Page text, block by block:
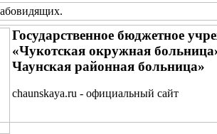
.
Государственное бюджетное
«Чукотская окружная
Чаунская районная больница»
chaunskaya.ru - официальный сайт